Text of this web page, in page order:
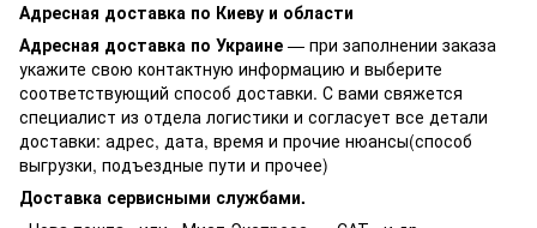
Адресная доставка по Киеву и области
Адресная доставка по Украине — при заполнении заказа
укажите свою контактную информацию и выберите
соответствующий способ доставки. С вами свяжется
специалист из отдела логистики и согласует все детали
доставки: адрес, дата, время и прочие нюансы(способ
выгрузки, подъездные пути и прочее)
Доставка сервисными службами.